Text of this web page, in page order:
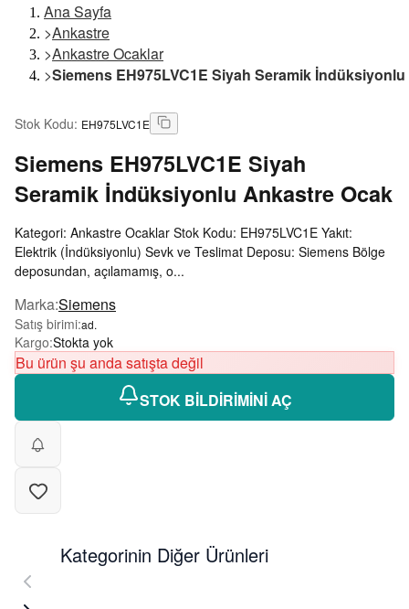
Ana Sayfa
>Ankastre
>Ankastre Ocaklar
>Siemens EH975LVC1E Siyah Seramik
Stok Kodu: EH975LVC1E
Siemens EH975LVC1E Siyah
Seramik İndüksiyonlu Ankastre Ocak
Kategori: Ankastre Ocaklar Stok Kodu: EH975LVC1E Yakıt:
Elektrik (İndüksiyonlu) Sevk ve Teslimat Deposu: Siemens Bölge
deposundan, açılamamış, o...
Marka:Siemens
Satış birimi:ad.
Kargo:Stokta yok
Bu ürün şu anda satışta değil
STOK BİLDİRİMİNİ AÇ
Kategorinin Diğer Ürünleri